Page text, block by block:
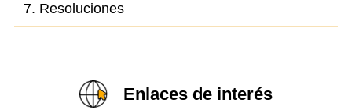
7. Resoluciones
Enlaces de interés